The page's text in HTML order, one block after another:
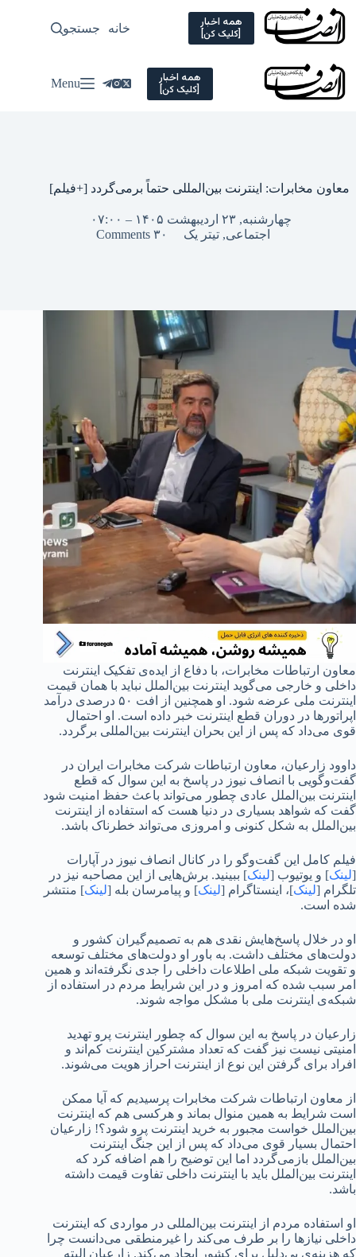
Skip
content
همه اخبار
[کلیک کن] خانه سیاسی
جستجو
همه اخبار
[کلیک کن] Menu
معاون مخابرات: اینتر‌نت بین‌المللی حتماً برمی‌گردد [+فیلم]
چهارشنبه, ۲۳ اردیبهشت ۱۴۰۵ – ۰۷:۰۰
اجتماعی, تیتر یک ۳۰ Comments
معاون ارتباطات مخابرات، با دفاع از ایده‌ی تفکیک اینترنت
داخلی و خارجی می‌گوید اینترنت بین‌الملل نباید با همان قیمت
اینترنت ملی عرضه شود. او همچنین از افت ۵۰ درصدی درآمد
اپراتورها در دوران قطع اینترنت خبر داده است. او احتمال
قوی می‌داد که پس از این بحران اینترنت بین‌المللی برگردد.
داوود زارعیان، معاون ارتباطات شرکت مخابرات ایران در
گفت‌وگویی با انصاف نیوز در پاسخ به این سوال که قطع
اینترنت بین‌الملل عادی چطور می‌تواند باعث حفظ امنیت شود
گفت که شواهد بسیاری در دنیا هست که استفاده از اینترنت
بین‌الملل به شکل کنونی و امروزی می‌تواند خطرناک باشد.
فیلم کامل این گفت‌وگو را در کانال انصاف نیوز در آپارات
[لینک] و یوتیوب [لینک] ببینید. برش‌هایی از این مصاحبه نیز در
تلگرام [لینک]، اینستاگرام [لینک] و پیامرسان بله [لینک] منتشر
شده است.
او در خلال پاسخ‌هایش نقدی هم به تصمیم‌گیران کشور و
دولت‌های مختلف داشت. به باور او دولت‌های مختلف توسعه
و تقویت شبکه ملی اطلاعات داخلی را جدی نگرفته‌اند و همین
امر سبب شده که امروز و در این شرایط مردم در استفاده از
شبکه‌ی اینترنت ملی با مشکل مواجه شوند.
زارعیان در پاسخ به این سوال که چطور اینترنت پرو تهدید
امنیتی نیست نیز گفت که تعداد مشترکین اینترنت کم‌اند و
افراد برای گرفتن این نوع از اینترنت احراز هویت می‌شوند.
از معاون ارتباطات شرکت مخابرات پرسیدیم که آیا ممکن
است شرایط به همین منوال بماند و هرکسی هم که اینترنت
بین‌الملل خواست مجبور به خرید اینترنت پرو شود؟! زارعیان
احتمال بسیار قوی می‌داد که پس از این جنگ اینترنت
بین‌الملل بازمی‌گردد اما این توضیح را هم اضافه کرد که
اینترنت بین‌الملل باید با اینترنت داخلی تفاوت قیمت داشته
باشد.
او استفاده مردم از اینترنت بین‌المللی در مواردی که اینترنت
داخلی نیازها را بر طرف می‌کند را غیرمنطقی می‌دانست چرا
که هزینه‌ی بی‌دلیل برای کشور ایجاد می‌کند. زارعیان البته